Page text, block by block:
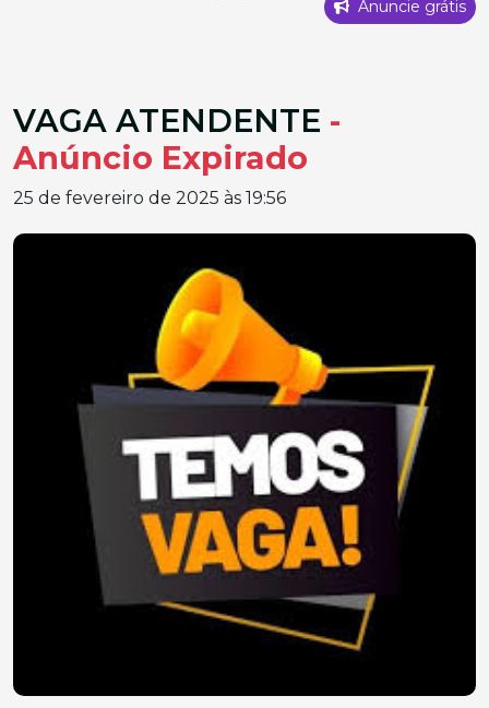
Anuncie grátis
VAGA ATENDENTE -
Anúncio Expirado
25 de fevereiro de 2025 às 19:56